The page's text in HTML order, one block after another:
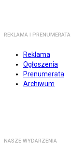
REKLAMA I PRENUMERATA
Reklama
Ogłoszenia
Prenumerata
Archiwum
NASZE WYDARZENIA